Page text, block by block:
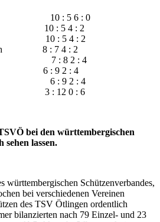
10 : 5 6 : 0
10 : 5 4 : 2
10 : 5 4 : 2
8 : 7 4 : 2
7 : 8 2 : 4
6 : 9 2 : 4
6 : 9 2 : 4
3 : 12 0 : 6
bei den württembergischen
sehen lassen.
württembergischen Schützenverbandes,
bei verschiedenen Vereinen
des TSV Ötlingen ordentlich
bilanzierten nach 79 Einzel- und 23